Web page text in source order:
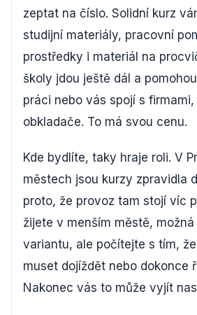
zeptat na číslo. Solidní kurz
studijní materiály, pracovní
prostředky i materiál na
školy jdou ještě dál a
práci nebo vás spojí s
obkladače. To má svou cenu.
Kde bydlíte, taky hraje roli. V
městech jsou kurzy zpravidla
proto, že provoz tam stojí víc
žijete v menším městě,
variantu, ale počítejte s tím,
muset dojíždět nebo dokonce
Nakonec vás to může vyjít